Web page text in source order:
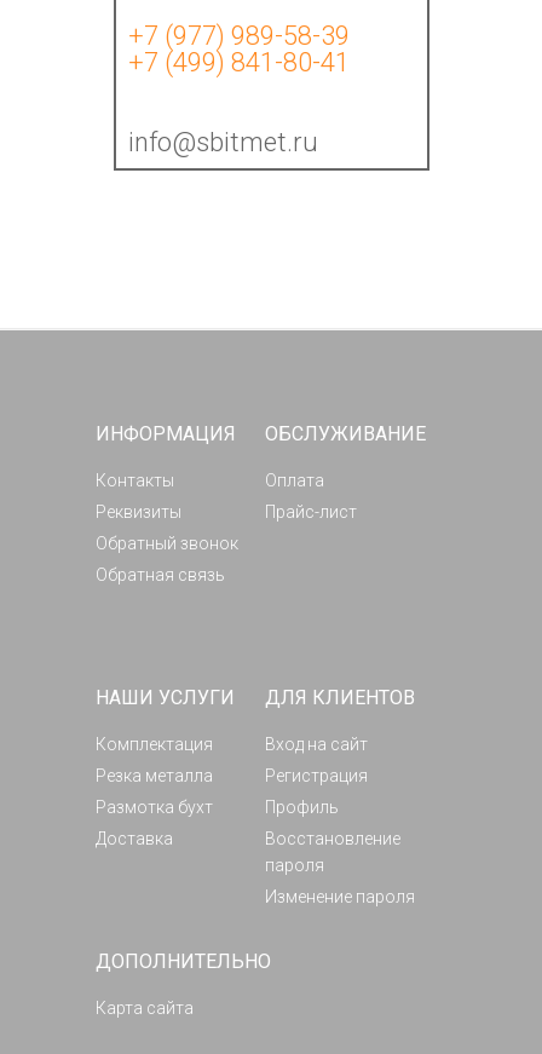
+7 (977) 989-58-39
+7 (499) 841-80-41
info@sbitmet.ru
ИНФОРМАЦИЯ
Контакты
Реквизиты
Обратный звонок
Обратная связь
ОБСЛУЖИВАНИЕ
Оплата
Прайс-лист
НАШИ УСЛУГИ
Комплектация
Резка металла
Размотка бухт
Доставка
ДЛЯ КЛИЕНТОВ
Вход на сайт
Регистрация
Профиль
Восстановление
пароля
Изменение пароля
ДОПОЛНИТЕЛЬНО
Карта сайта